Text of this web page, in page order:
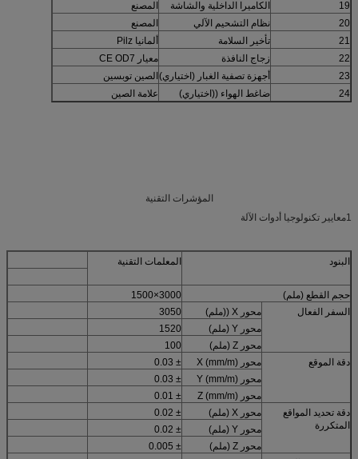
19
الكاميرا الداخلية والشاشة
المصنع
20
نظام التشحيم الآلي
المصنع
21
تأخير السلامة
ألمانيا Pilz
22
زجاج النافذة
معيار CE OD7
23
أجهزة تصفية الغبار (اختياري)الصين توبسين
24
ضاغط الهواء ((اختياري) علامة الصين
المؤشرات التقنية
1معايير تكنولوجيا أدوات الآلة
البنود المعلمات التقنية
حجم القطع (ملم)
3000×1500
السفر الفعال
محور X ((ملم)
3050
محور Y (ملم)
1520
محور Z (ملم)
100
دقة الموقع
محور X (mm/m)
± 0.03
محور Y (mm/m)
± 0.03
محور Z (mm/m)
± 0.01
دقة تحديد المواقع
المتكررة
محور X (ملم)
± 0.02
محور Y (ملم)
± 0.02
محور Z (ملم)
± 0.005